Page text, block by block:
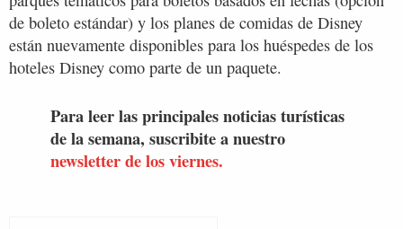
de boleto estándar) y los planes de comidas de Disney
están nuevamente disponibles para los huéspedes de los
hoteles Disney como parte de un paquete.
Para leer las principales noticias turísticas
de la semana, suscribite a nuestro
newsletter de los viernes.